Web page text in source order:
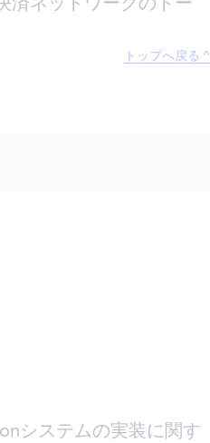
トップへ戻る ^
システムの実装に関す